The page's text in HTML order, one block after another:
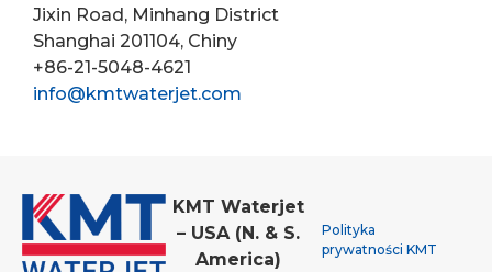
Jixin Road, Minhang District
Shanghai 201104, Chiny
+86-21-5048-4621
info@kmtwaterjet.com
KMT Waterjet
– USA (N. & S.
America)
Polityka
prywatności KMT